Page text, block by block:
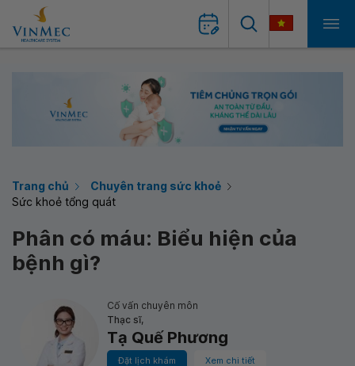
Trang chủ
Chuyên trang sức khoẻ
Sức khoẻ tổng quát
Phân có máu: Biểu hiện của
bệnh gì?
Cố vấn chuyên môn
Thạc sĩ,
Tạ Quế Phương
Đặt lịch khám Xem chi tiết